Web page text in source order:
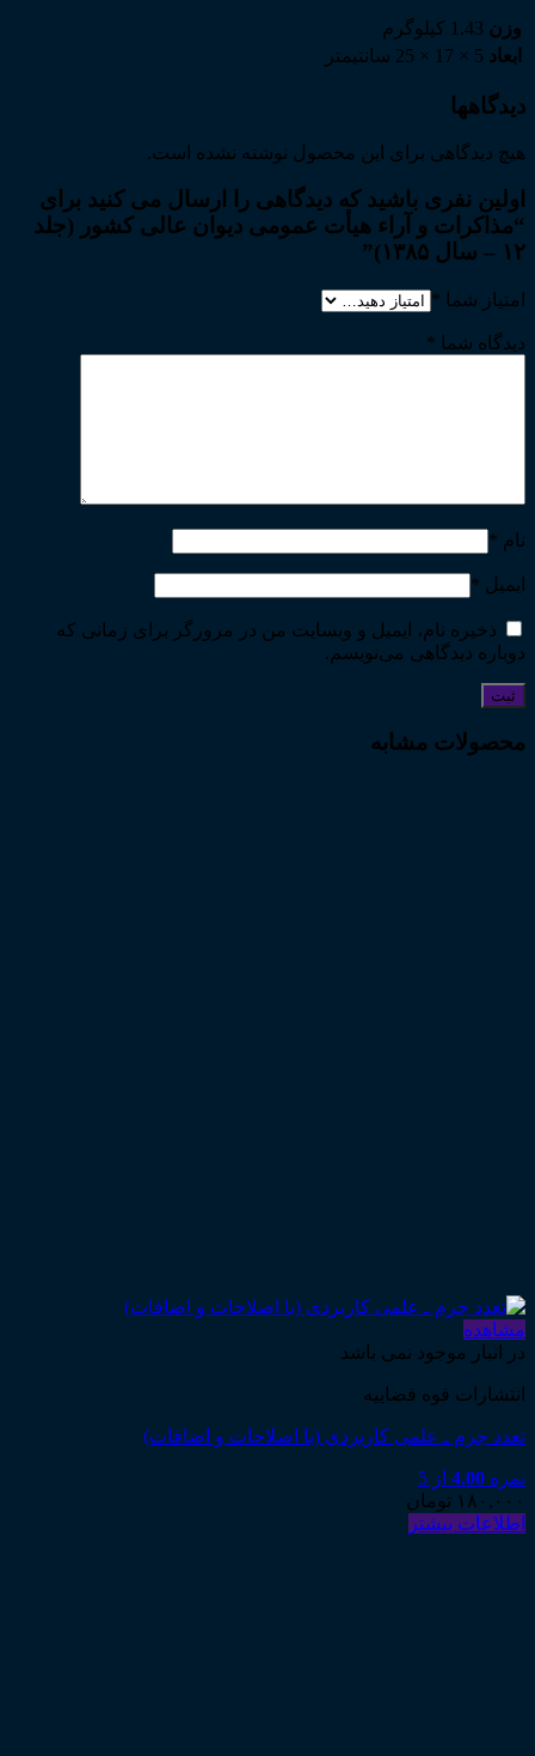
وزن 1.43 کیلوگرم
ابعاد 5 × 17 × 25 سانتیمتر
دیدگاهها
هیچ دیدگاهی برای این محصول نوشته نشده است.
اولین نفری باشید که دیدگاهی را ارسال می کنید برای
“مذاکرات و آراء هیأت عمومی دیوان عالی کشور (جلد
۱۲ – سال ۱۳۸۵)”
امتیاز شما *
دیدگاه شما *
نام *
ایمیل *
ذخیره نام، ایمیل و وبسایت من در مرورگر برای زمانی که
دوباره دیدگاهی می‌نویسم.
محصولات مشابه
مشاهده
در انبار موجود نمی باشد
انتشارات قوه قضاییه
تعدد جرم ـ علمی کاربردی (با اصلاحات و اضافات)
نمره 4.00 از 5
۱۸۰,۰۰۰ تومان
اطلاعات بیشتر